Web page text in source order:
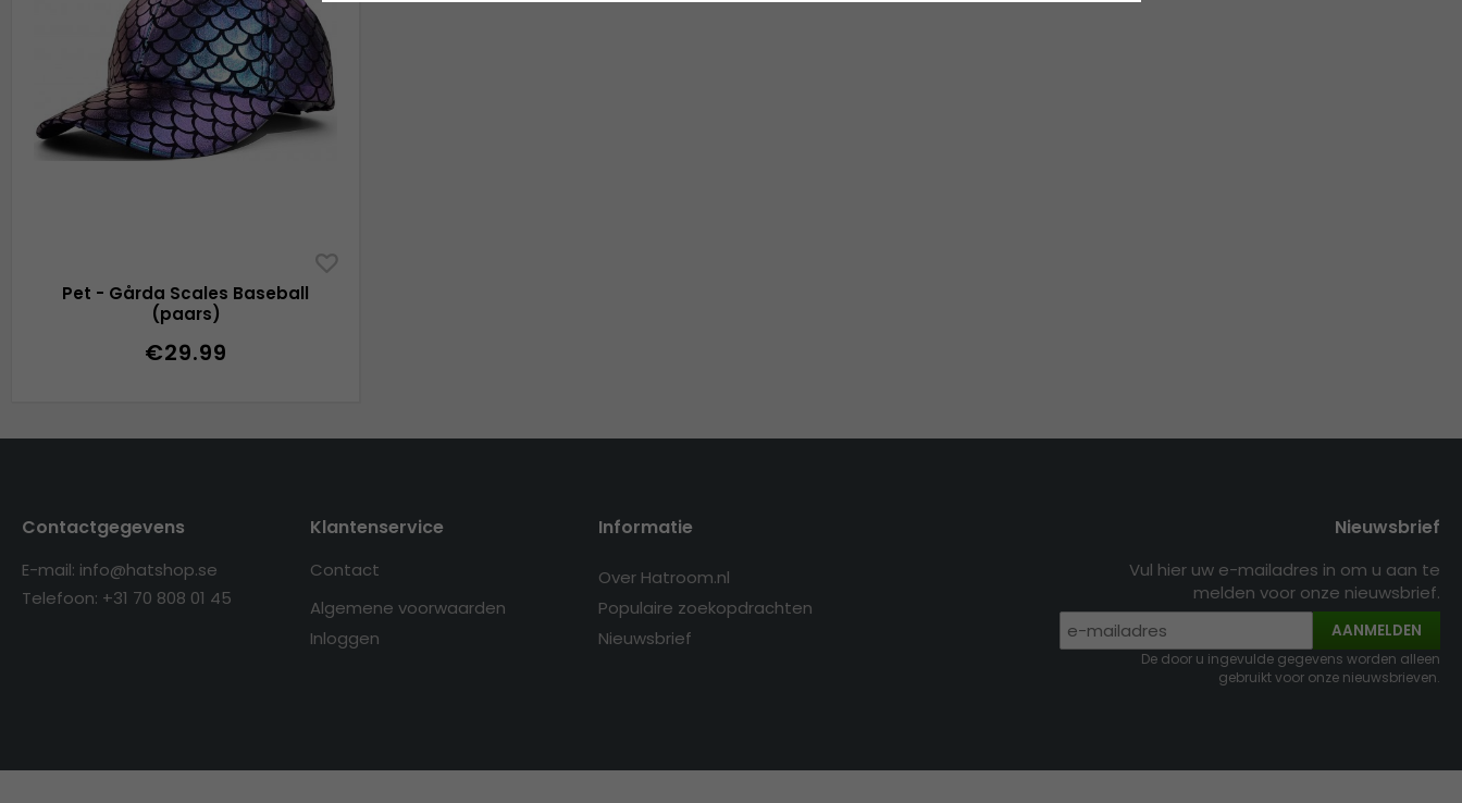
Pet - Gårda Scales Baseball
(paars)
€29.99
Contactgegevens
E-mail: info@hatshop.se
Telefoon: +31 70 808 01 45
Klantenservice
Contact
Algemene voorwaarden
Inloggen
Informatie
Over Hatroom.nl
Populaire zoekopdrachten
Nieuwsbrief
Nieuwsbrief
Vul hier uw e-mailadres in om u aan te
melden voor onze nieuwsbrief.
AANMELDEN
De door u ingevulde gegevens worden alleen
gebruikt voor onze nieuwsbrieven.